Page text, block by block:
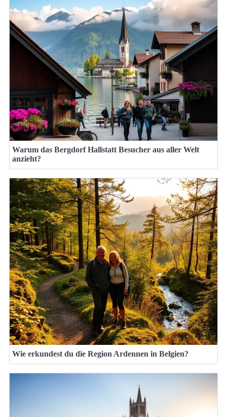
Warum das Bergdorf Hallstatt Besucher aus aller Welt
anzieht?
Wie erkundest du die Region Ardennen in Belgien?